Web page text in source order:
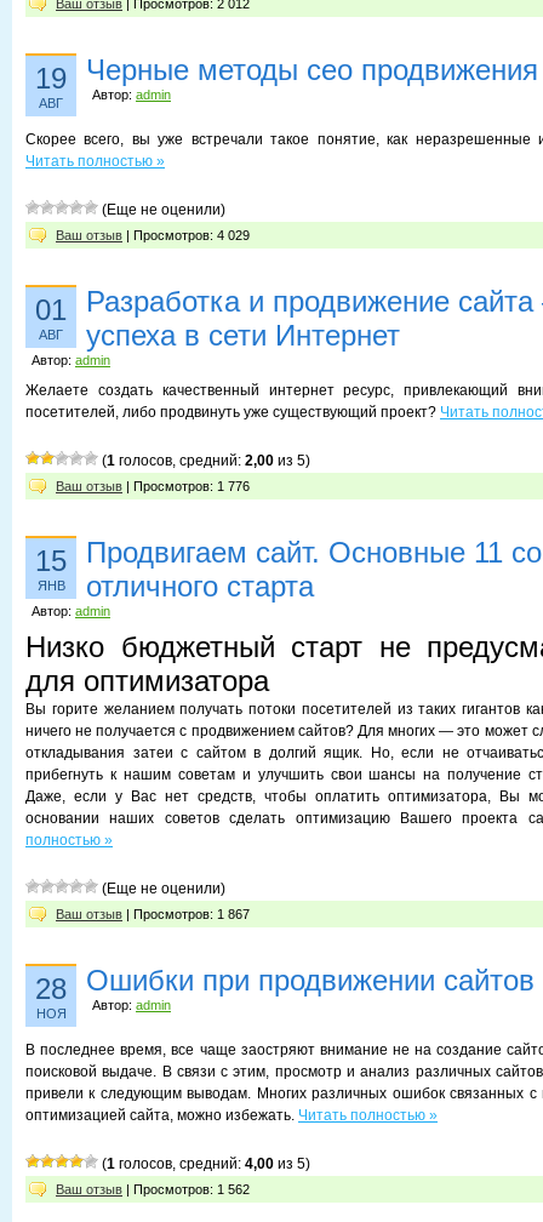
Ваш отзыв | Просмотров: 2 012
19
АВГ
Черные методы сео продвижения
Автор: admin
Скорее всего, вы уже встречали такое понятие, как неразрешенные
Читать полностью »
(Еще не оценили)
Ваш отзыв | Просмотров: 4 029
01
АВГ
Разработка и продвижение
успеха в сети Интернет
Автор: admin
Желаете создать качественный интернет ресурс, привлекающий
посетителей, либо продвинуть уже существующий проект? Читать
(1 голосов, средний: 2,00 из 5)
Ваш отзыв | Просмотров: 1 776
15
ЯНВ
Продвигаем сайт. Основные 11
отличного старта
Автор: admin
Низко бюджетный старт не
для оптимизатора
Вы горите желанием получать потоки посетителей из таких гигантов
ничего не получается с продвижением сайтов? Для многих — это может
откладывания затеи с сайтом в долгий ящик. Но, если не
прибегнуть к нашим советам и улучшить свои шансы на получение
Даже, если у Вас нет средств, чтобы оплатить оптимизатора, Вы
основании наших советов сделать оптимизацию Вашего проекта
полностью »
(Еще не оценили)
Ваш отзыв | Просмотров: 1 867
28
НОЯ
Ошибки при продвижении сайтов
Автор: admin
В последнее время, все чаще заостряют внимание не на создание
поисковой выдаче. В связи с этим, просмотр и анализ различных
привели к следующим выводам. Многих различных ошибок связанных
оптимизацией сайта, можно избежать. Читать полностью »
(1 голосов, средний: 4,00 из 5)
Ваш отзыв | Просмотров: 1 562